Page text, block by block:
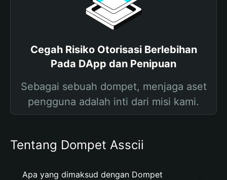
Cegah Risiko Otorisasi Berlebihan
Pada DApp dan Penipuan
Sebagai sebuah dompet, menjaga aset
pengguna adalah inti dari misi kami.
Tentang Dompet Asscii
Apa yang dimaksud dengan Dompet